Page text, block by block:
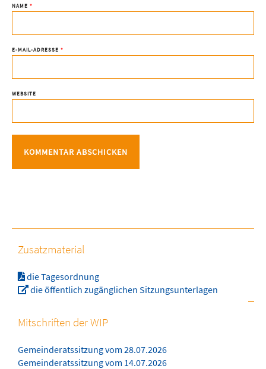
NAME *
E-MAIL-ADRESSE *
WEBSITE
Zusatzmaterial
die Tagesordnung
die öffentlich zugänglichen Sitzungsunterlagen
Mitschriften der WIP
Gemeinderatssitzung vom 28.07.2026
Gemeinderatssitzung vom 14.07.2026